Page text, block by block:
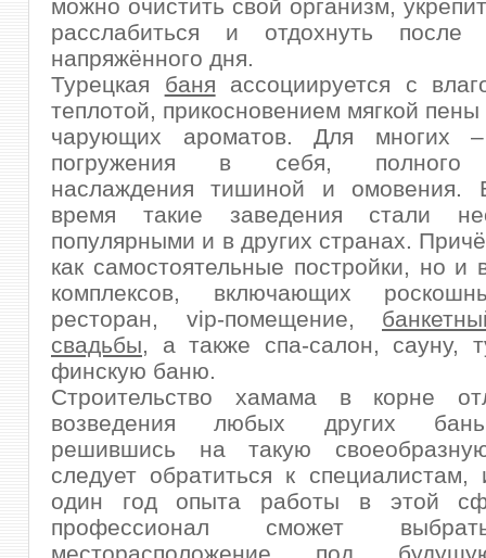
можно очистить свой организм,
расслабиться и отдохнуть после
напряжённого дня.
Турецкая баня ассоциируется с
теплотой, прикосновением мягкой
чарующих ароматов. Для многих
погружения в себя, полного
наслаждения тишиной и омовения.
время такие заведения стали
популярными и в других странах.
как самостоятельные постройки, но и
комплексов, включающих
ресторан, vip-помещение,
свадьбы, а также спа-салон, сауну,
финскую баню.
Строительство хамама в корне
возведения любых других
решившись на такую
следует обратиться к
один год опыта работы в этой
профессионал сможет